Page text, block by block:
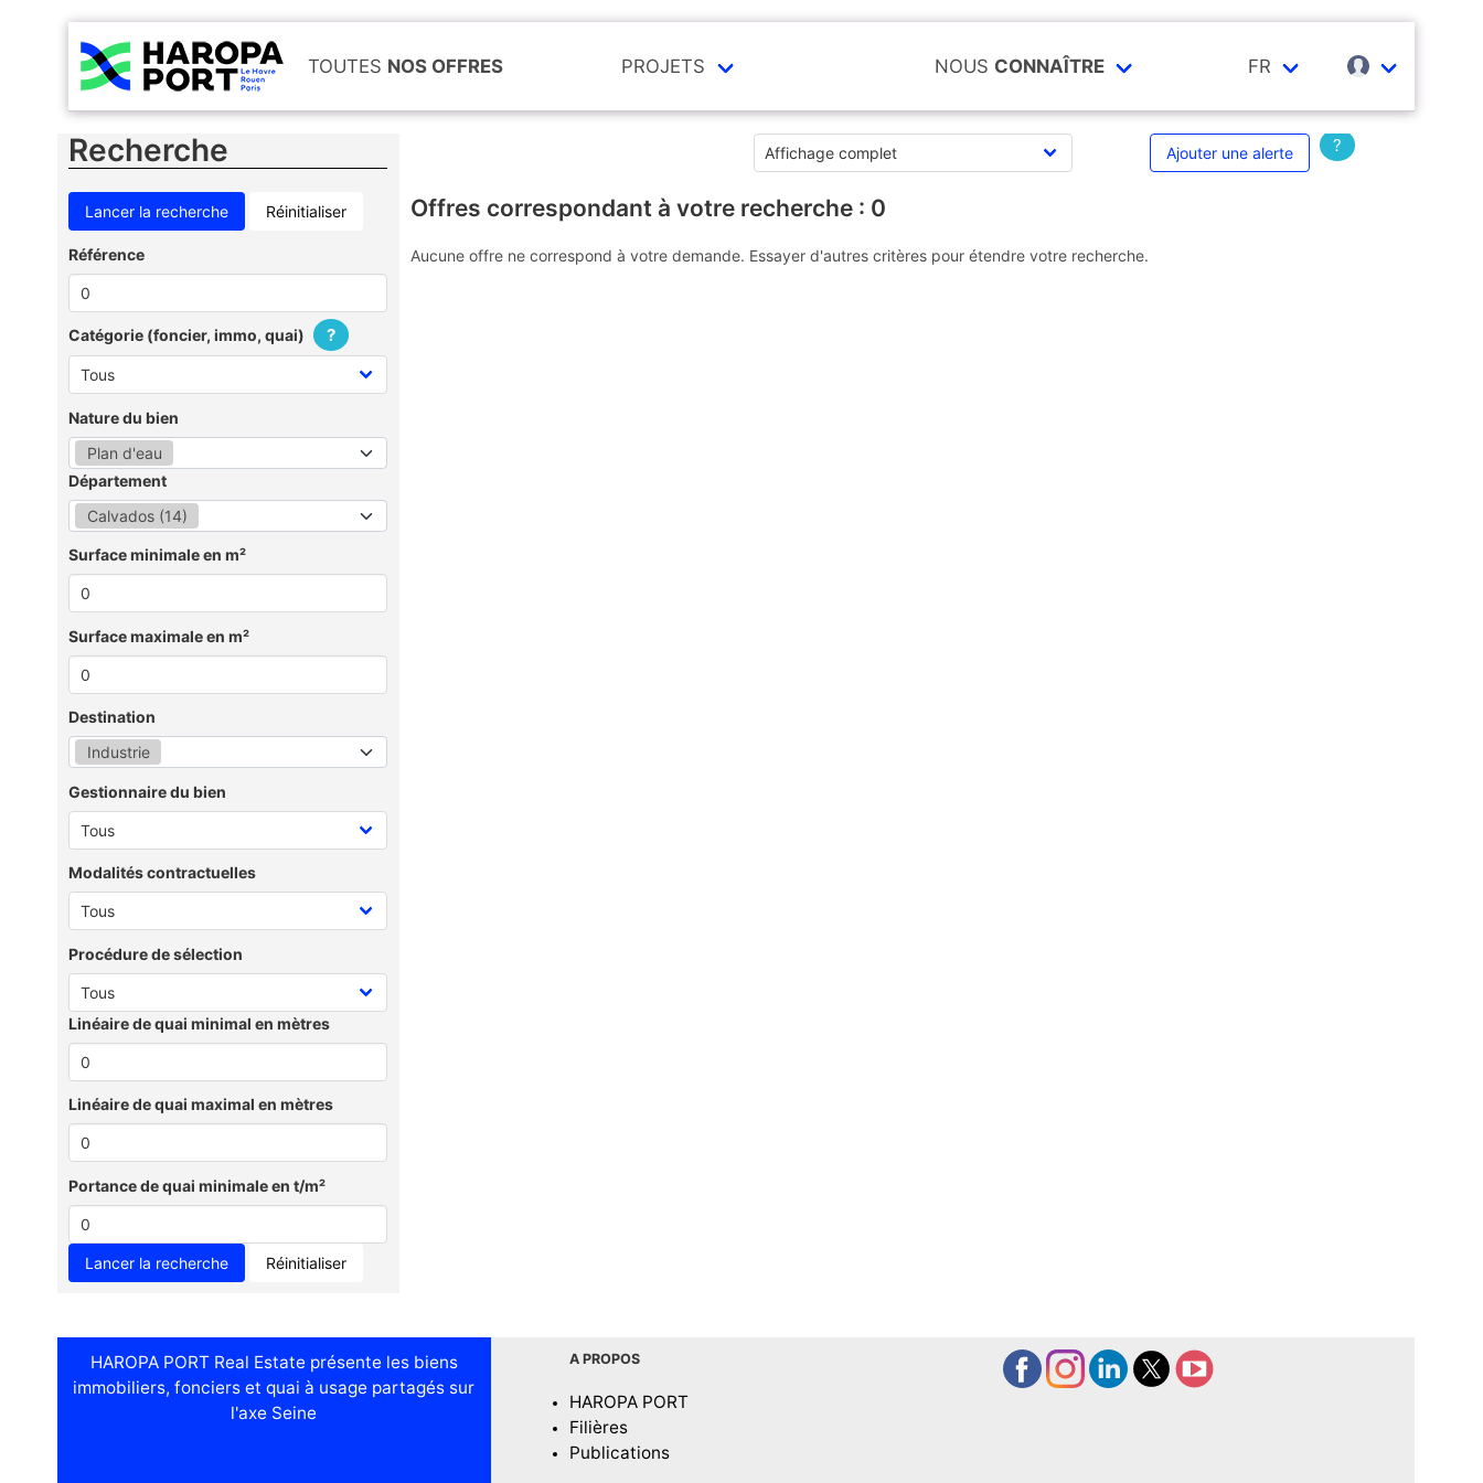
TOUTES NOS OFFRES PROJETS NOUS CONNAÎTRE FR
Recherche
Réinitialiser
Référence
Catégorie (foncier, immo, quai) ?
Nature du bien
Plan d'eau
Département
Calvados (14)
Surface minimale en m²
Surface maximale en m²
Destination
Industrie
Gestionnaire du bien
Modalités contractuelles
Procédure de sélection
Linéaire de quai minimal en mètres
Linéaire de quai maximal en mètres
Portance de quai minimale en t/m²
Réinitialiser
Ajouter une alerte ?
Offres correspondant à votre recherche : 0
Aucune offre ne correspond à votre demande. Essayer d'autres critères pour étendre votre recherche.
HAROPA PORT Real Estate présente les biens
immobiliers, fonciers et quai à usage partagés sur
l'axe Seine
A PROPOS
HAROPA PORT
Filières
Publications